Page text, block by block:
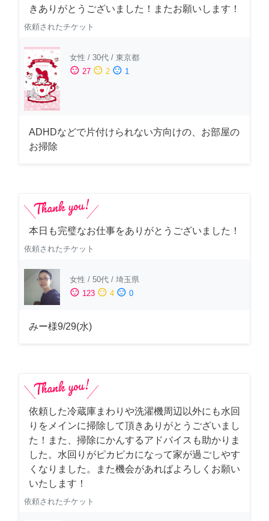
きありがとうございました！またお願いします！
依頼されたチケット
女性 / 30代 / 東京都
sentiment_satisfied 27 sentiment_neutral 2 sentiment_dissatisfied 1
ADHDなどで片付けられない方向けの、お部屋の
お掃除
本日も完璧なお仕事をありがとうございました！
依頼されたチケット
女性 / 50代 / 埼玉県
sentiment_satisfied 123 sentiment_neutral 4 sentiment_dissatisfied 0
みー様9/29(水)
依頼した冷蔵庫まわりや洗濯機周辺以外にも水回
りをメインに掃除して頂きありがとうございまし
た！また、掃除にかんするアドバイスも助かりま
した。水回りがピカピカになって家が過ごしやす
くなりました。また機会があればよろしくお願い
いたします！
依頼されたチケット